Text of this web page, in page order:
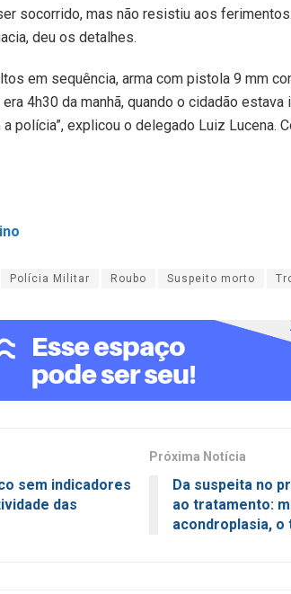
socorrido, mas não resistiu aos
deu os detalhes.
em sequência, arma com pistola 9 mm
4h30 da manhã, quando o cidadão estava
polícia”, explicou o delegado Luiz Lucena.
Polícia Militar Roubo Suspeito morto
sem indicadores
das
Próxima Notícia
Da suspeita no
ao tratamento:
acondroplasia, o